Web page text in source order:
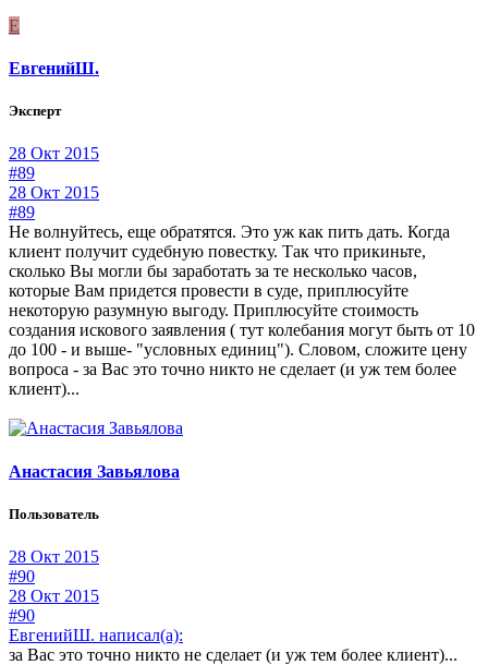
Е
ЕвгенийШ.
Эксперт
28 Окт 2015
#89
28 Окт 2015
#89
Не волнуйтесь, еще обратятся. Это уж как пить дать. Когда
клиент получит судебную повестку. Так что прикиньте,
сколько Вы могли бы заработать за те несколько часов,
которые Вам придется провести в суде, приплюсуйте
некоторую разумную выгоду. Приплюсуйте стоимость
создания искового заявления ( тут колебания могут быть от 10
до 100 - и выше- "условных единиц"). Словом, сложите цену
вопроса - за Вас это точно никто не сделает (и уж тем более
клиент)...
Анастасия Завьялова
Пользователь
28 Окт 2015
#90
28 Окт 2015
#90
ЕвгенийШ. написал(а):
за Вас это точно никто не сделает (и уж тем более клиент)...